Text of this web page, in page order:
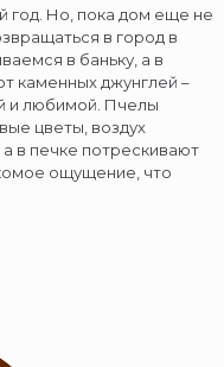
год. Но, пока дом еще не
в город в
в баньку, а в
каменных джунглей –
и любимой. Пчелы
цветы, воздух
в печке потрескивают
ощущение, что